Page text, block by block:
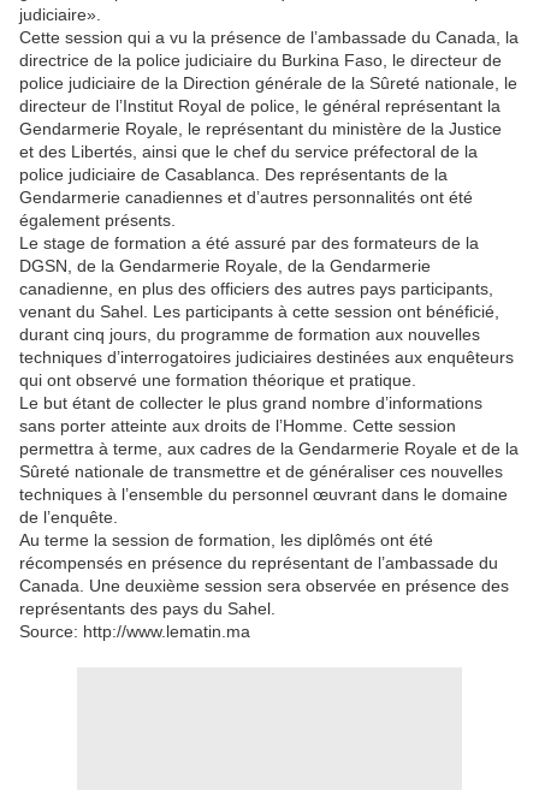
judiciaire».
Cette session qui a vu la présence de l’ambassade du Canada, la
directrice de la police judiciaire du Burkina Faso, le directeur de
police judiciaire de la Direction générale de la Sûreté nationale, le
directeur de l’Institut Royal de police, le général représentant la
Gendarmerie Royale, le représentant du ministère de la Justice
et des Libertés, ainsi que le chef du service préfectoral de la
police judiciaire de Casablanca. Des représentants de la
Gendarmerie canadiennes et d’autres personnalités ont été
également présents.
Le stage de formation a été assuré par des formateurs de la
DGSN, de la Gendarmerie Royale, de la Gendarmerie
canadienne, en plus des officiers des autres pays participants,
venant du Sahel. Les participants à cette session ont bénéficié,
durant cinq jours, du programme de formation aux nouvelles
techniques d’interrogatoires judiciaires destinées aux enquêteurs
qui ont observé une formation théorique et pratique.
Le but étant de collecter le plus grand nombre d’informations
sans porter atteinte aux droits de l’Homme. Cette session
permettra à terme, aux cadres de la Gendarmerie Royale et de la
Sûreté nationale de transmettre et de généraliser ces nouvelles
techniques à l’ensemble du personnel œuvrant dans le domaine
de l’enquête.
Au terme la session de formation, les diplômés ont été
récompensés en présence du représentant de l’ambassade du
Canada. Une deuxième session sera observée en présence des
représentants des pays du Sahel.
Source: http://www.lematin.ma